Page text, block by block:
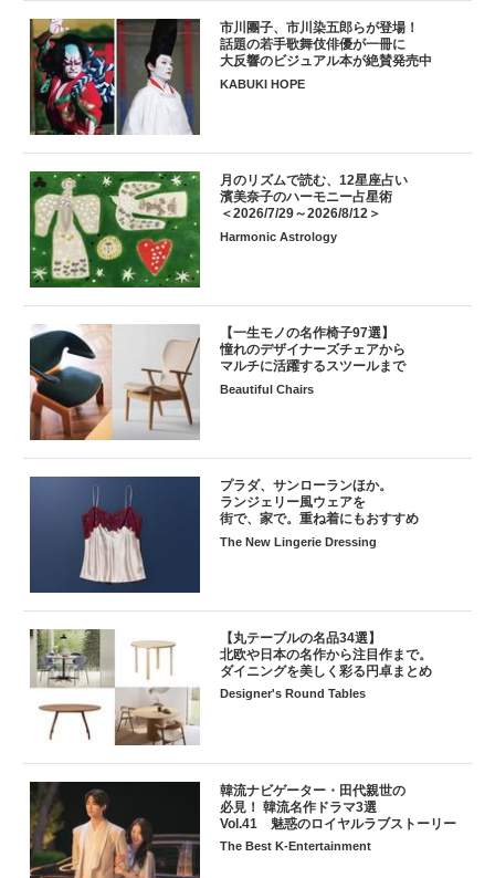
市川團子、市川染五郎らが登場！
話題の若手歌舞伎俳優が一冊に
大反響のビジュアル本が絶賛発売中
KABUKI HOPE
月のリズムで読む、12星座占い
濱美奈子のハーモニー占星術
＜2026/7/29～2026/8/12＞
Harmonic Astrology
【一生モノの名作椅子97選】
憧れのデザイナーズチェアから
マルチに活躍するスツールまで
Beautiful Chairs
プラダ、サンローランほか。
ランジェリー風ウェアを
街で、家で。重ね着にもおすすめ
The New Lingerie Dressing
【丸テーブルの名品34選】
北欧や日本の名作から注目作まで。
ダイニングを美しく彩る円卓まとめ
Designer's Round Tables
韓流ナビゲーター・田代親世の
必見！ 韓流名作ドラマ3選
Vol.41 魅惑のロイヤルラブストーリー
The Best K-Entertainment